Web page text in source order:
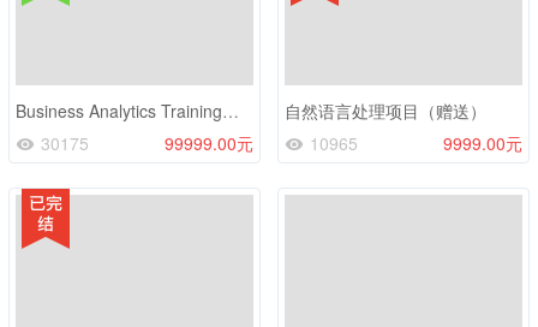
Business Analytics Training直播课 (2021.6.29)
30175
99999.00元
自然语言处理项目（赠送）
10965
9999.00元